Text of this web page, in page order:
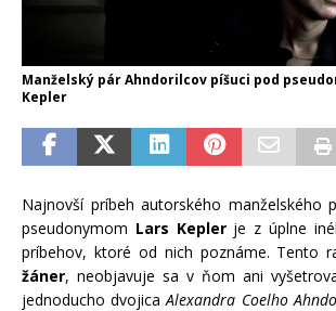
Manželský pár Ahndorilcov píšuci pod
Kepler
Najnovší príbeh autorského manželského
pseudonymom Lars Keplerje z úplne
príbehov, ktoré od nich poznáme. Tento
žáner, neobjavuje sa v ňom ani
jednoducho dvojicaAlexandra Coelho